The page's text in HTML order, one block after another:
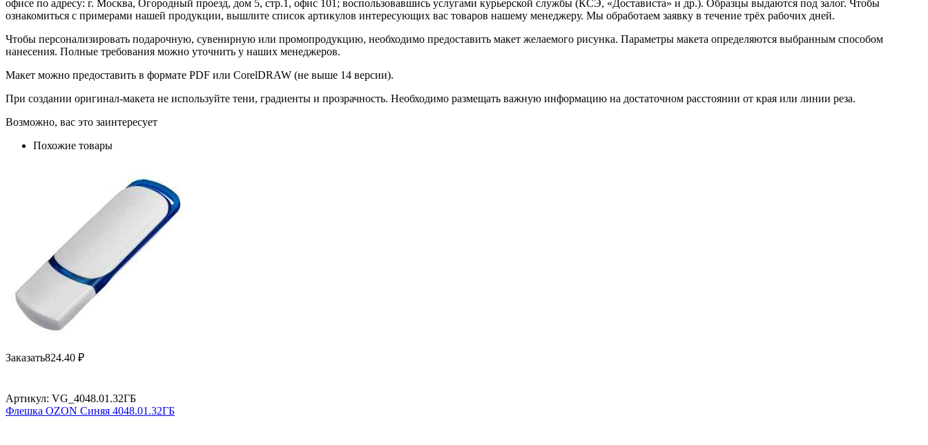
офисе по адресу: г. Москва, Огородный проезд, дом 5, стр.1, офис 101; воспользовавшись услугами курьерской службы (КСЭ, «Достависта» и др.). Образцы выдаются под залог. Чтобы
ознакомиться с примерами нашей продукции, вышлите список артикулов интересующих вас товаров нашему менеджеру. Мы обработаем заявку в течение трёх рабочих дней.
Чтобы персонализировать подарочную, сувенирную или промопродукцию, необходимо предоставить макет желаемого рисунка. Параметры макета определяются выбранным способом
нанесения. Полные требования можно уточнить у наших менеджеров.
Макет можно предоставить в формате PDF или CorelDRAW (не выше 14 версии).
При создании оригинал-макета не используйте тени, градиенты и прозрачность. Необходимо размещать важную информацию на достаточном расстоянии от края или линии реза.
Возможно, вас это заинтересует
Похожие товары
Заказать824.40 ₽
Артикул: VG_4048.01.32ГБ
Флешка OZON Синяя 4048.01.32ГБ